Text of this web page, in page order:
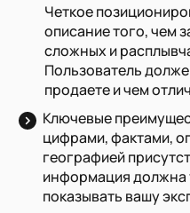
Четкое
описание того, чем
сложных и
Пользователь
продаете и чем
Ключевые
цифрами, фактами,
географией
информация должна
показывать вашу